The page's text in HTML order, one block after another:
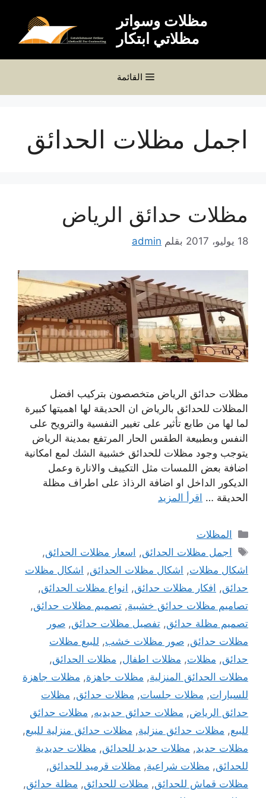
مظلات وسواتر
مظلاتي ابتكار
القائمة
اجمل مظلات الحدائق
مظلات حدائق الرياض
18 يوليو، 2017 بقلم admin
مظلات حدائق الرياض متخصصون بتركيب افضل
المظلات للحدائق بالرياض ان الحديقة لها اهميتها كبيرة
لما لها من طابع تأثير على تغيير النفسية والترويح على
النفس وبطبيعة الطقس الحار المرتفع بمدينة الرياض
يتوجب وجود مظلات للحدائق خشبية الشك لمع امكانية
اضافة بعض اللمسات مثل التكييف والانارة وعمل
الديكور الداخل او اضافة الرذاذ على اطراف مظلة
الحديقة … اقرأ المزيد
التصنيفات
المظلات
الوسوم
اجمل مظلات الحدائق, اسعار مظلات الحدائق,
اشكال مظلات, اشكال مظلات الحدائق, اشكال مظلات
حدائق, افكار مظلات حدائق, انواع مظلات الحدائق,
تصاميم مظلات حدائق خشبية, تصميم مظلات حدائق,
تصميم مظلة حدائق, تفصيل مظلات حدائق, صور
مظلات حدائق, صور مظلات خشب, للبيع مظلات
حدائق, مظلات, مظلات اطفال, مظلات الحدائق,
مظلات الحدائق المنزلية, مظلات جاهزة, مظلات جاهزة
للسيارات, مظلات جلسات, مظلات حدائق, مظلات
حدائق الرياض, مظلات حدائق حديديه, مظلات حدائق
للبيع, مظلات حدائق منزلية, مظلات حدائق منزلية للبيع,
مظلات حديد, مظلات حديد للحدائق, مظلات حديدية
للحدائق, مظلات شراعية, مظلات قرميد للحدائق,
مظلات قماش للحدائق, مظلات للحدائق, مظلة حدائق,